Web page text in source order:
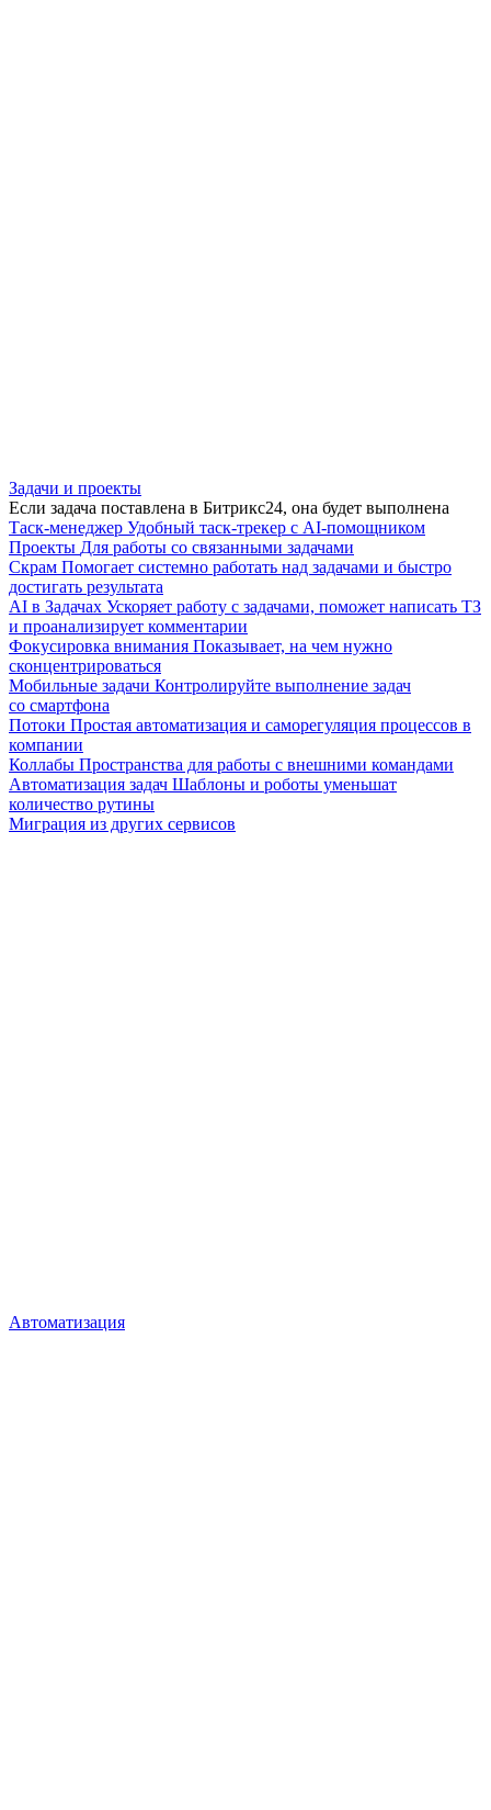
Задачи и проекты
Если задача поставлена в Битрикс24, она будет выполнена
Таск-менеджер Удобный таск-трекер с AI-помощником
Проекты Для работы со связанными задачами
Скрам Помогает системно работать над задачами и быстро
достигать результата
AI в Задачах Ускоряет работу с задачами, поможет написать ТЗ
и проанализирует комментарии
Фокусировка внимания Показывает, на чем нужно
сконцентрироваться
Мобильные задачи Контролируйте выполнение задач
со смартфона
Потоки Простая автоматизация и саморегуляция процессов в
компании
Коллабы Пространства для работы с внешними командами
Автоматизация задач Шаблоны и роботы уменьшат
количество рутины
Миграция из других сервисов
Автоматизация